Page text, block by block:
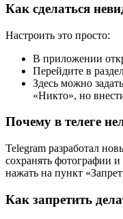
Как сделаться
Настроить это просто:
В приложении
Перейдите в
Здесь можно
«Никто», но
Почему в телеге
Telegram разработал
сохранять фотографии
нажать на пункт
Как запретить